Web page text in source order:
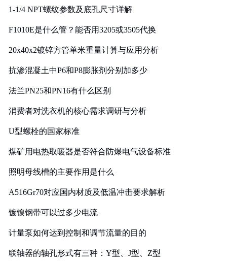
1-1/4 NPT螺纹参数及底孔尺寸详解
F1010E是什么管？能否用3205或3505代换
20x40x2镀锌方管单米重量计算与应用分析
抗渗混凝土中P6和P8膨胀剂分别加多少
法兰PN25和PN16有什么区别
消费者对洗衣机的核心需求调研与分析
U型螺栓的国家标准
煤矿用电热取暖器是否符合防爆电气设备标准
照明母线槽的主要作用是什么
A516Gr70对应国内材质及低温冲击要求解析
镀镍钢带可以过多少电流
计量泵如何达到控制和调节流量的目的
联轴器的轴孔形式有三种：Y型、J型、Z型